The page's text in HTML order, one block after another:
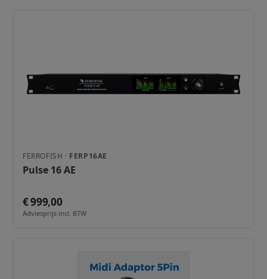
FERROFISH · FERP16AE
Pulse 16 AE
€ 999,00
Adviesprijs incl. BTW